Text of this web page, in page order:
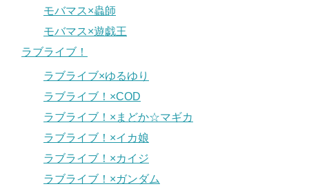
モバマス×蟲師
モバマス×遊戯王
ラブライブ！
ラブライブ×ゆるゆり
ラブライブ！×COD
ラブライブ！×まどか☆マギカ
ラブライブ！×イカ娘
ラブライブ！×カイジ
ラブライブ！×ガンダム